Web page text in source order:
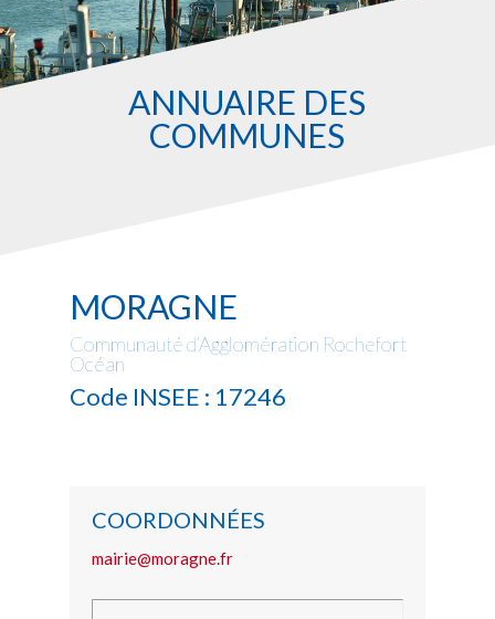
ANNUAIRE DES
COMMUNES
MORAGNE
Communauté d’Agglomération Rochefort
Océan
Code INSEE : 17246
COORDONNÉES
mairie@moragne.fr